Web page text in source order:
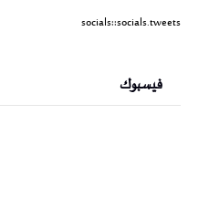
socials::socials.tweets
فيسبوك